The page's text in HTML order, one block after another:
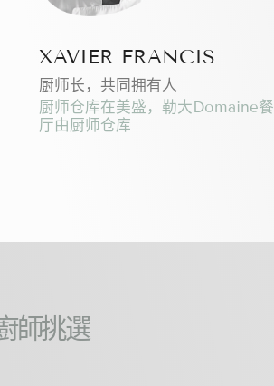
XAVIER FRANCIS
厨师长，共同拥有人
厨师仓库在美盛，勒大Domaine餐
厅由厨师仓库
師挑選